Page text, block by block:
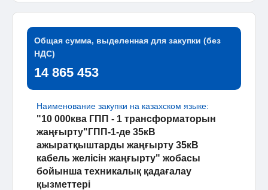
Общая сумма, выделенная для закупки (без
НДС)
14 865 453
Наименование закупки на казахском языке:
"10 000ква ГПП - 1 трансформаторын
жаңғырту"ГПП-1-де 35кВ
ажыратқыштарды жаңғырту 35кВ
кабель желісін жаңғырту" жобасы
бойынша техникалық қадағалау
қызметтері